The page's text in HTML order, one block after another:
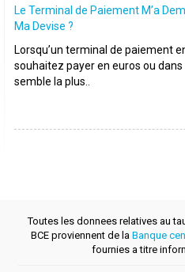
Le Terminal de Paiement M’a
Ma Devise ?
Lorsqu’un terminal de paiement
souhaitez payer en euros ou dans
semble la plus..
Toutes les donnees relatives au
BCE proviennent de la Banque
fournies a titre